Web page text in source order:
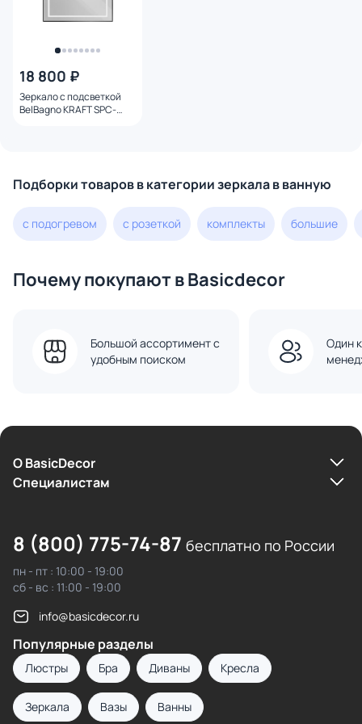
18 800 ₽
Зеркало с подсветкой
BelBagno KRAFT SPC-
Подборки товаров в категории зеркала в ванную
с подогревом с розеткой комплекты большие
Почему покупают в Basicdecor
Большой ассортимент с
удобным поиском
Один
О BasicDecor
Cпециалистам
8 (800) 775-74-87 бесплатно по России
пн - пт : 10:00 - 19:00
сб - вс : 11:00 - 19:00
info@basicdecor.ru
Популярные разделы
Люстры Бра Диваны Кресла
Зеркала Вазы Ванны